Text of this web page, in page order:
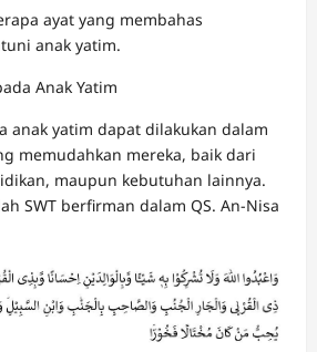
ayat yang membahas
anak yatim.
Anak Yatim
anak yatim dapat dilakukan dalam
memudahkan mereka, baik dari
maupun kebutuhan lainnya.
SWT berfirman dalam QS. An-Nisa